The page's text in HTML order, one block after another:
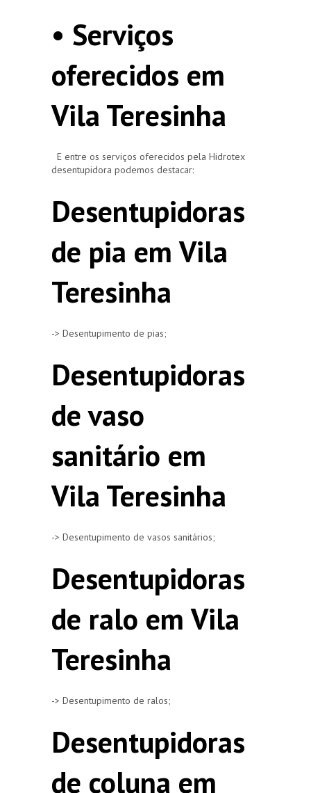
• Serviços
oferecidos em
Vila Teresinha
E entre os serviços oferecidos pela Hidrotex
desentupidora podemos destacar:
Desentupidoras
de pia em Vila
Teresinha
-> Desentupimento de pias;
Desentupidoras
de vaso
sanitário em
Vila Teresinha
-> Desentupimento de vasos sanitários;
Desentupidoras
de ralo em Vila
Teresinha
-> Desentupimento de ralos;
Desentupidoras
de coluna em